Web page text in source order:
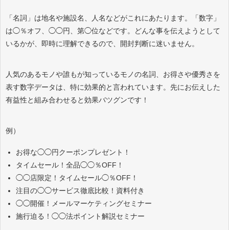
「名詞」は地名や施設名、人名などがこれにあたります。「数字」
は◯％オフ、◯◯円、第◯位などです。どんな事を伝えようとして
いるかが、即時に理解できるので、開封判断に迷いません。
人気のあるモノや誰もが知っているモノの名詞、お得さや優秀さを
表す数字データは、特に効果的と言われています。先にお伝えした
有益性と組み合わせると効果バツグンです！
例）
お得な◯◯円クーポンプレゼント！
タイムセール！全品◯◯％OFF！
◯◯店限定！タイムセール◯％OFF！
注目の◯◯サービス徹底比較！資料付き
◯◯開催！メールマーケティングセミナー
施行迫る！◯◯法ポイント解説セミナー